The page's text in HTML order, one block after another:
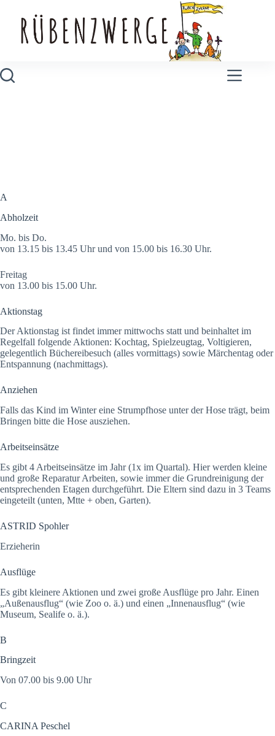
springen
A
Abholzeit
Mo. bis Do.
von 13.15 bis 13.45 Uhr und von 15.00 bis 16.30 Uhr.
Freitag
von 13.00 bis 15.00 Uhr.
Aktionstag
Der Aktionstag ist findet immer mittwochs statt und beinhaltet im
Regelfall folgende Aktionen: Kochtag, Spielzeugtag, Voltigieren,
gelegentlich Büchereibesuch (alles vormittags) sowie Märchentag oder
Entspannung (nachmittags).
Anziehen
Falls das Kind im Winter eine Strumpfhose unter der Hose trägt, beim
Bringen bitte die Hose ausziehen.
Arbeitseinsätze
Es gibt 4 Arbeitseinsätze im Jahr (1x im Quartal). Hier werden kleine
und große Reparatur Arbeiten, sowie immer die Grundreinigung der
entsprechenden Etagen durchgeführt. Die Eltern sind dazu in 3 Teams
eingeteilt (unten, Mtte + oben, Garten).
ASTRID Spohler
Erzieherin
Ausflüge
Es gibt kleinere Aktionen und zwei große Ausflüge pro Jahr. Einen
„Außenausflug“ (wie Zoo o. ä.) und einen „Innenausflug“ (wie
Museum, Sealife o. ä.).
B
Bringzeit
Von 07.00 bis 9.00 Uhr
C
CARINA Peschel